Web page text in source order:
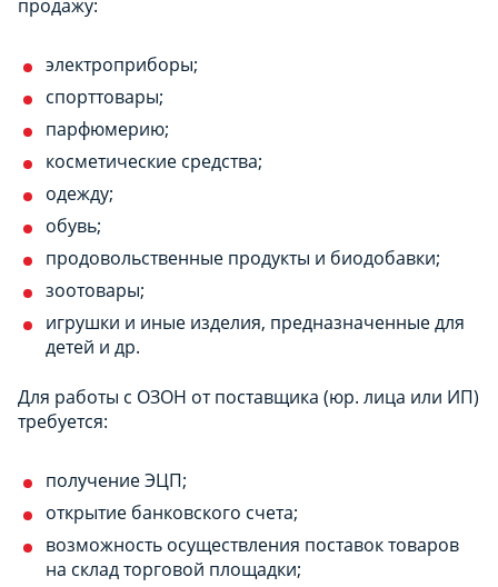
продажу:
электроприборы;
спорттовары;
парфюмерию;
косметические средства;
одежду;
обувь;
продовольственные продукты и биодобавки;
зоотовары;
игрушки и иные изделия, предназначенные для
детей и др.
Для работы с ОЗОН от поставщика (юр. лица или ИП)
требуется:
получение ЭЦП;
открытие банковского счета;
возможность осуществления поставок товаров
на склад торговой площадки;